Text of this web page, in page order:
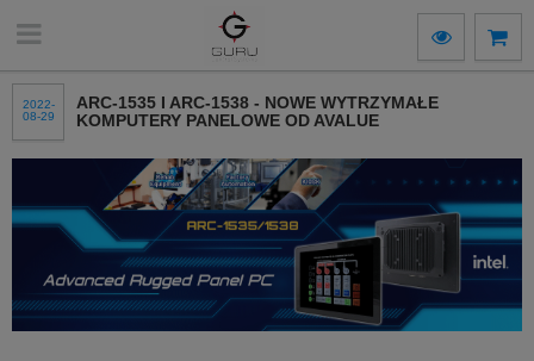
2022-
08-29
ARC-1535 I ARC-1538 - NOWE WYTRZYMAŁE
KOMPUTERY PANELOWE OD AVALUE